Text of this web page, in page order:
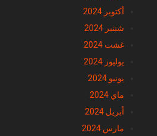
أكتوبر 2024
شتنبر 2024
غشت 2024
يوليوز 2024
يونيو 2024
ماي 2024
أبريل 2024
مارس 2024